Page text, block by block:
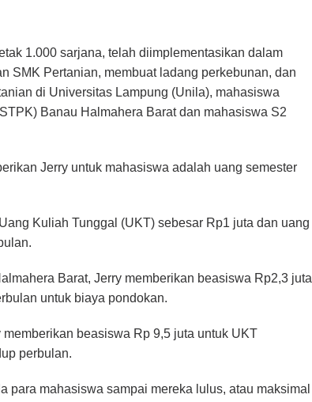
1.000 sarjana, telah diimplementasikan dalam
SMK Pertanian, membuat ladang perkebunan, dan
di Universitas Lampung (Unila), mahasiswa
Banau Halmahera Barat dan mahasiswa S2
Jerry untuk mahasiswa adalah uang semester
Kuliah Tunggal (UKT) sebesar Rp1 juta dan uang
Barat, Jerry memberikan beasiswa Rp2,3 juta
untuk biaya pondokan.
beasiswa Rp 9,5 juta untuk UKT
perbulan.
para mahasiswa sampai mereka lulus, atau maksimal